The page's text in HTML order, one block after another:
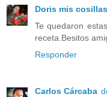
Doris mis cosillas
Te quedaron
receta.Besitos
Responder
Carlos Cárcaba